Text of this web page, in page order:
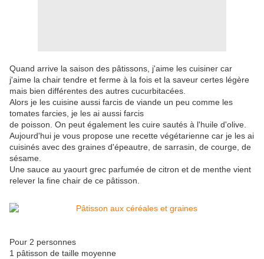
Quand arrive la saison des pâtissons, j'aime les cuisiner car
j'aime la chair tendre et ferme à la fois et la saveur certes légère
mais bien différentes des autres cucurbitacées.
Alors je les cuisine aussi farcis de viande un peu comme les
tomates farcies, je les ai aussi farcis
de poisson. On peut également les cuire sautés à l'huile d'olive.
Aujourd'hui je vous propose une recette végétarienne car je les ai
cuisinés avec des graines d'épeautre, de sarrasin, de courge, de
sésame.
Une sauce au yaourt grec parfumée de citron et de menthe vient
relever la fine chair de ce pâtisson.
Pour 2 personnes
1 pâtisson de taille moyenne